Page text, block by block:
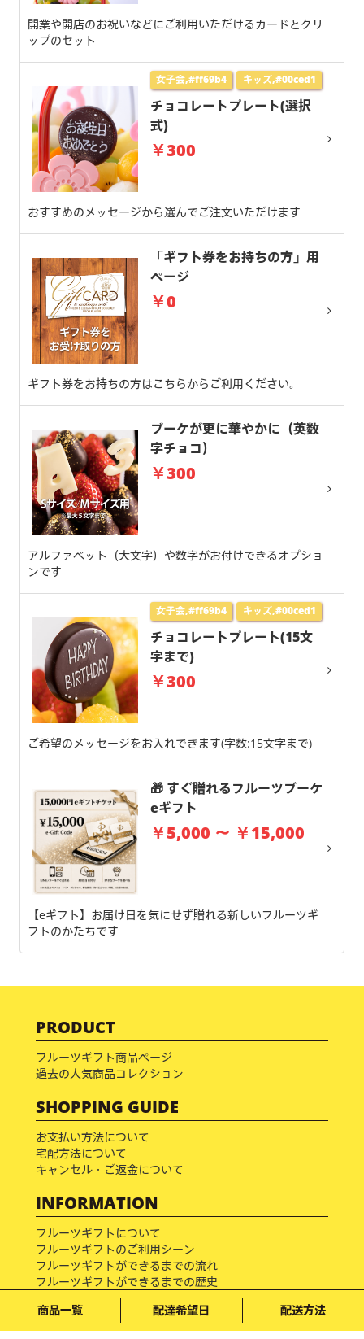
開業や開店のお祝いなどにご利用いただけるカードとクリ
ップのセット
女子会,#ff69b4 キッズ,#00ced1
チョコレートプレート(選択
式)
￥300
おすすめのメッセージから選んでご注文いただけます
「ギフト券をお持ちの方」用
ページ
￥0
ギフト券をお持ちの方はこちらからご利用ください。
ブーケが更に華やかに（英数
字チョコ）
￥300
アルファベット（大文字）や数字がお付けできるオプショ
ンです
女子会,#ff69b4 キッズ,#00ced1
チョコレートプレート(15文
字まで)
￥300
ご希望のメッセージをお入れできます(字数:15文字まで)
🎁 すぐ贈れるフルーツブーケ
eギフト
￥5,000 ～ ￥15,000
【eギフト】お届け日を気にせず贈れる新しいフルーツギ
フトのかたちです
PRODUCT
フルーツギフト商品ページ
過去の人気商品コレクション
SHOPPING GUIDE
お支払い方法について
宅配方法について
キャンセル・ご返金について
INFORMATION
フルーツギフトについて
フルーツギフトのご利用シーン
フルーツギフトができるまでの流れ
フルーツギフトができるまでの歴史
フルーツ百科事典
メディア掲載
商品一覧 配達希望日 配送方法